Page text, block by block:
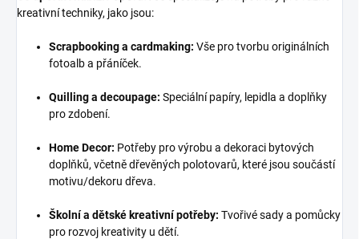
kreativní techniky, jako jsou:
Scrapbooking a cardmaking: Vše pro tvorbu originálních
fotoalb a přáníček.
Quilling a decoupage: Speciální papíry, lepidla a doplňky
pro zdobení.
Home Decor: Potřeby pro výrobu a dekoraci bytových
doplňků, včetně dřevěných polotovarů, které jsou součástí
motivu/dekoru dřeva.
Školní a dětské kreativní potřeby: Tvořivé sady a pomůcky
pro rozvoj kreativity u dětí.